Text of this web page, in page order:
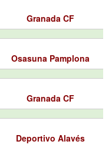
Granada CF
Osasuna Pamplona
Granada CF
Deportivo Alavés